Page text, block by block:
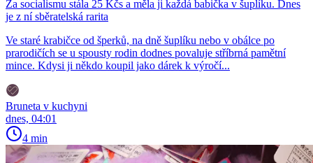
Za socialismu stála 25 Kčs a měla ji každá babička v šuplíku. Dnes
je z ní sběratelská rarita
Ve staré krabičce od šperků, na dně šuplíku nebo v obálce po
prarodičích se u spousty rodin dodnes povaluje stříbrná pamětní
mince. Kdysi ji někdo koupil jako dárek k výročí...
Bruneta v kuchyni
dnes, 04:01
4 min